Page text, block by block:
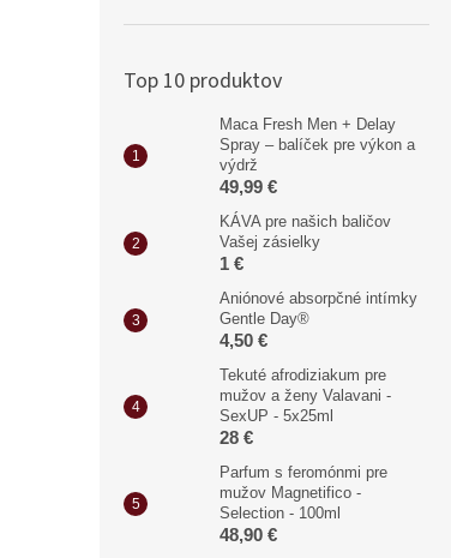
Top 10 produktov
Maca Fresh Men + Delay
Spray – balíček pre výkon a
výdrž
49,99 €
KÁVA pre našich baličov
Vašej zásielky
1 €
Aniónové absorpčné intímky
Gentle Day®
4,50 €
Tekuté afrodiziakum pre
mužov a ženy Valavani -
SexUP - 5x25ml
28 €
Parfum s feromónmi pre
mužov Magnetifico -
Selection - 100ml
48,90 €